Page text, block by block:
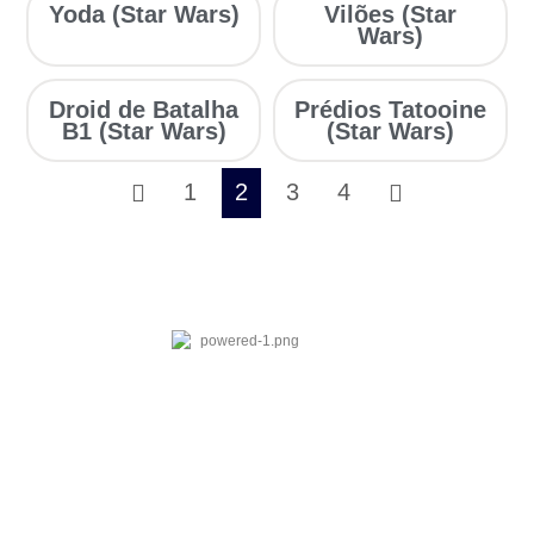
Yoda (Star Wars)
Vilões (Star
Wars)
Droid de Batalha
B1 (Star Wars)
Prédios Tatooine
(Star Wars)
1 2 3 4